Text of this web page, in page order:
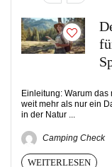
Einleitung: Warum
weit mehr als nur ein
in der Natur ...
Camping Check
WEITERLESEN